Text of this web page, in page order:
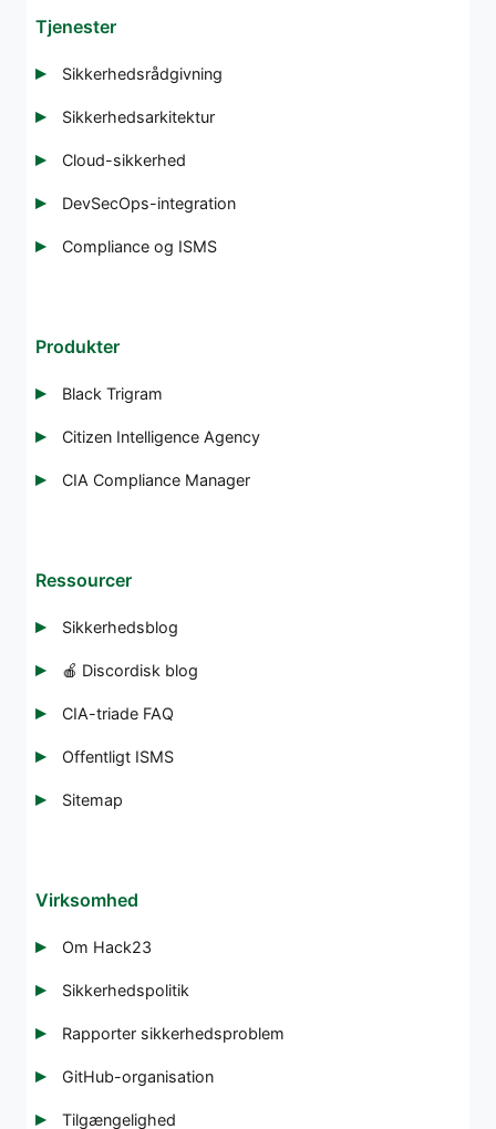
Tjenester
Sikkerhedsrådgivning
Sikkerhedsarkitektur
Cloud-sikkerhed
DevSecOps-integration
Compliance og ISMS
Produkter
Black Trigram
Citizen Intelligence Agency
CIA Compliance Manager
Ressourcer
Sikkerhedsblog
🍎 Discordisk blog
CIA-triade FAQ
Offentligt ISMS
Sitemap
Virksomhed
Om Hack23
Sikkerhedspolitik
Rapporter sikkerhedsproblem
GitHub-organisation
Tilgængelighed